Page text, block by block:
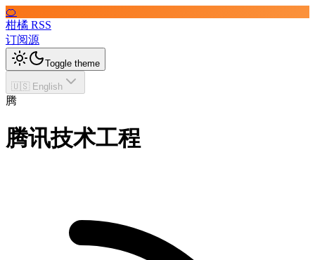
🍊
柑橘 RSS
订阅源
Toggle theme
🇺🇸 English
腾
腾讯技术工程